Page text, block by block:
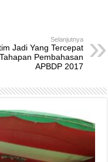
Selanjutnya
Jadi Yang Tercepat
Pembahasan
APBDP 2017